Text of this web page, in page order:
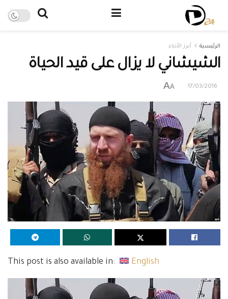
الرئيسية أبرز الأنباء
الشيشاني لا يزال على قيد الحياة
17/03/2016
A
A
This post is also available in: English